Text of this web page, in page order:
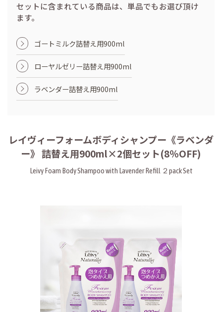
セットに含まれている商品は、単品でもお選び頂け
ます。
ゴートミルク詰替え用900ml
ローヤルゼリー詰替え用900ml
ラベンダー詰替え用900ml
レイヴィーフォームボディシャンプー《ラベンダ
ー》 詰替え用900ml×2個セット(8％OFF)
Leivy Foam Body Shampoo with Lavender Refill ２pack Set